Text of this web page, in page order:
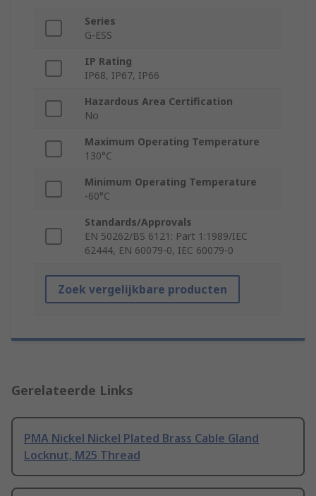
Series
G-ESS
IP Rating
IP68, IP67, IP66
Hazardous Area Certification
No
Maximum Operating Temperature
130°C
Minimum Operating Temperature
-60°C
Standards/Approvals
EN 50262/BS 6121: Part 1:1989/IEC
62444, EN 60079-0, IEC 60079-0
Zoek vergelijkbare producten
Gerelateerde Links
PMA Nickel Nickel Plated Brass Cable Gland
Locknut, M25 Thread